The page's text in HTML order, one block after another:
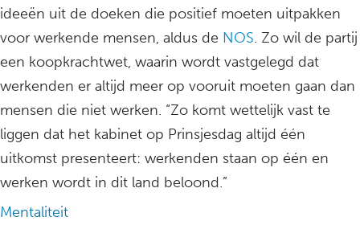
ideeën uit de doeken die positief moeten uitpakken
voor werkende mensen, aldus de NOS. Zo wil de partij
een koopkrachtwet, waarin wordt vastgelegd dat
werkenden er altijd meer op vooruit moeten gaan dan
mensen die niet werken. “Zo komt wettelijk vast te
liggen dat het kabinet op Prinsjesdag altijd één
uitkomst presenteert: werkenden staan op één en
werken wordt in dit land beloond.”
Mentaliteit